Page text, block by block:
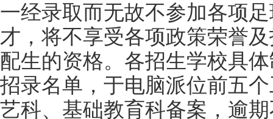
一经录取而无故不参加各项
才，将不享受各项政策荣誉
配生的资格。各招生学校具
招录名单，于电脑派位前五
艺科、基础教育科备案，逾